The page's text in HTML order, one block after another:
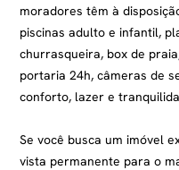
moradores têm à
piscinas adulto e infantil,
churrasqueira, box de
portaria 24h, câmeras de
conforto, lazer e
Se você busca um imóvel
vista permanente para o